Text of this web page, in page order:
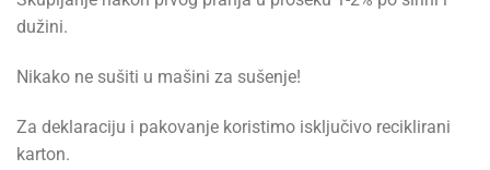
dužini.
Nikako ne sušiti u mašini za sušenje!
Za deklaraciju i pakovanje koristimo isključivo reciklirani
karton.